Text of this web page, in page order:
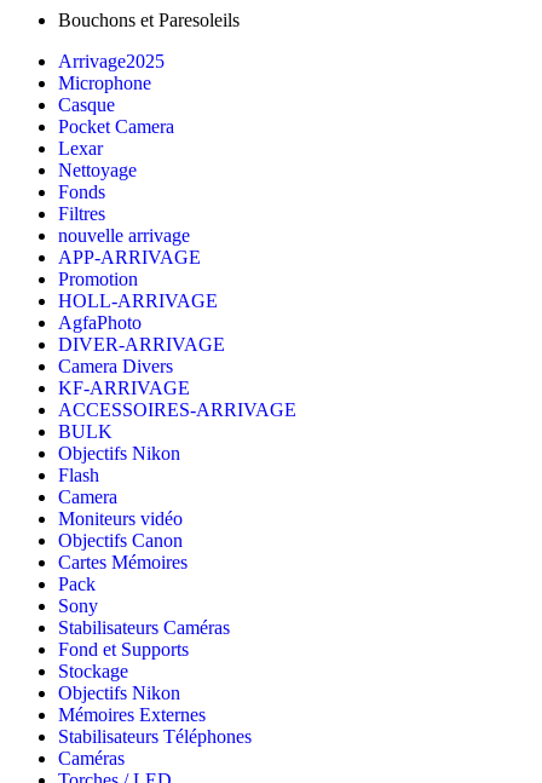
Bouchons et Paresoleils
Arrivage2025
Microphone
Casque
Pocket Camera
Lexar
Nettoyage
Fonds
Filtres
nouvelle arrivage
APP-ARRIVAGE
Promotion
HOLL-ARRIVAGE
AgfaPhoto
DIVER-ARRIVAGE
Camera Divers
KF-ARRIVAGE
ACCESSOIRES-ARRIVAGE
BULK
Objectifs Nikon
Flash
Camera
Moniteurs vidéo
Objectifs Canon
Cartes Mémoires
Pack
Sony
Stabilisateurs Caméras
Fond et Supports
Stockage
Objectifs Nikon
Mémoires Externes
Stabilisateurs Téléphones
Caméras